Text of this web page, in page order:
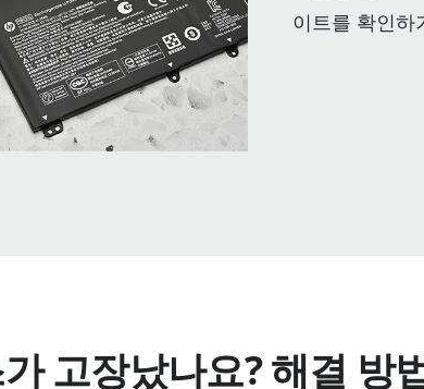
이트를 확인하
고장났나요? 해결 방